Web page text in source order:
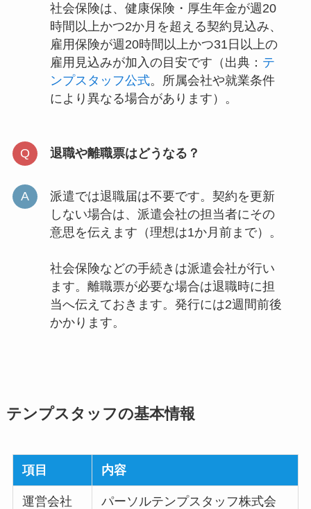
社会保険は、健康保険・厚生年金が週20
時間以上かつ2か月を超える契約見込み、
雇用保険が週20時間以上かつ31日以上の
雇用見込みが加入の目安です（出典： テ
ンプスタッフ公式。所属会社や就業条件
により異なる場合があります）。
退職や離職票はどうなる？
派遣では退職届は不要です。契約を更新
しない場合は、派遣会社の担当者にその
意思を伝えます（理想は1か月前まで）。
社会保険などの手続きは派遣会社が行い
ます。離職票が必要な場合は退職時に担
当へ伝えておきます。発行には2週間前後
かかります。
テンプスタッフの基本情報
項目 内容
運営会社
パーソルテンプスタッフ株式会